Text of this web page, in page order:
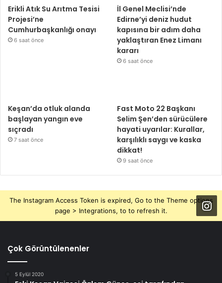
Erikli Atık Su Arıtma Tesisi
Projesi’ne
Cumhurbaşkanlığı onayı
6 saat önce
İl Genel Meclisi’nde
Edirne’yi deniz hudut
kapısına bir adım daha
yaklaştıran Enez Limanı
kararı
6 saat önce
Keşan’da otluk alanda
başlayan yangın eve
sıçradı
7 saat önce
Fast Moto 22 Başkanı
Selim Şen’den sürücülere
hayati uyarılar: Kurallar,
karşılıklı saygı ve kaska
dikkat!
9 saat önce
The Instagram Access Token is expired, Go to the Theme options
page > Integrations, to to refresh it.
Çok Görüntülenenler
5 Eylül 2020